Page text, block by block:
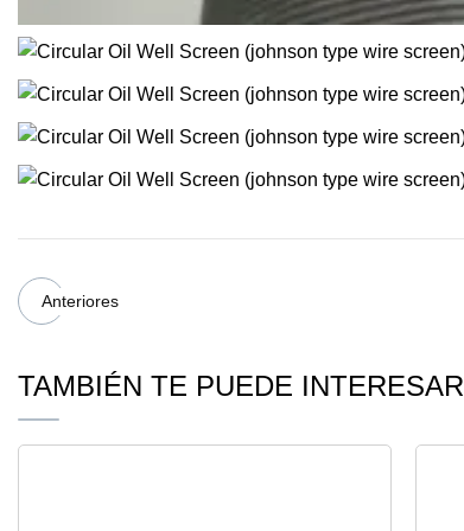
Anteriores
TAMBIÉN TE PUEDE INTERESAR